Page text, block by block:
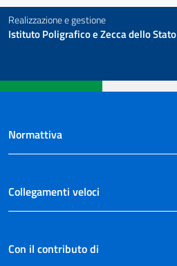
Realizzazione e gestione
Istituto Poligrafico e Zecca dello Stato
Normattiva
Collegamenti veloci
Con il contributo di